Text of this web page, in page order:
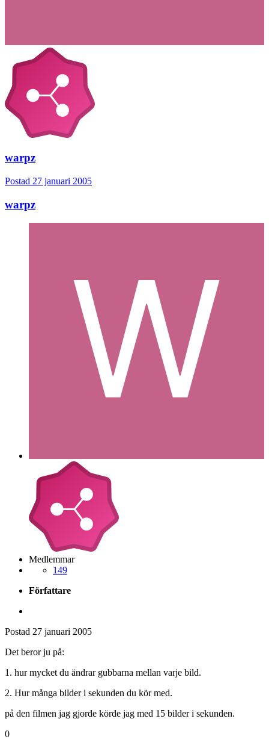
warpz
Postad 27 januari 2005
warpz
Medlemmar
149
Författare
Postad 27 januari 2005
Det beror ju på:
1. hur mycket du ändrar gubbarna mellan varje bild.
2. Hur många bilder i sekunden du kör med.
på den filmen jag gjorde körde jag med 15 bilder i sekunden.
0